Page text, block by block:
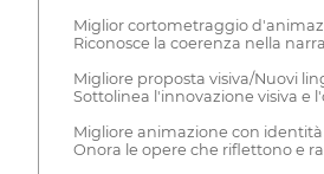
Miglior cortometraggio
Riconosce la coerenza nella
Migliore proposta visiva/Nuovi
Sottolinea l'innovazione visiva e
Migliore animazione con
Onora le opere che riflettono e